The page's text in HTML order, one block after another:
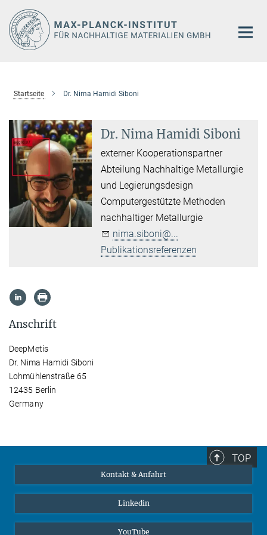
Hauptinhalt
Startseite Dr. Nima Hamidi Siboni
Dr. Nima Hamidi Siboni
externer Kooperationspartner
Abteilung Nachhaltige Metallurgie
und Legierungsdesign
Computergestützte Methoden
nachhaltiger Metallurgie
nima.siboni@...
Publikationsreferenzen
Anschrift
DeepMetis
Dr. Nima Hamidi Siboni
Lohmühlenstraße 65
12435 Berlin
Germany
TOP
Kontakt & Anfahrt
Linkedin
YouTube